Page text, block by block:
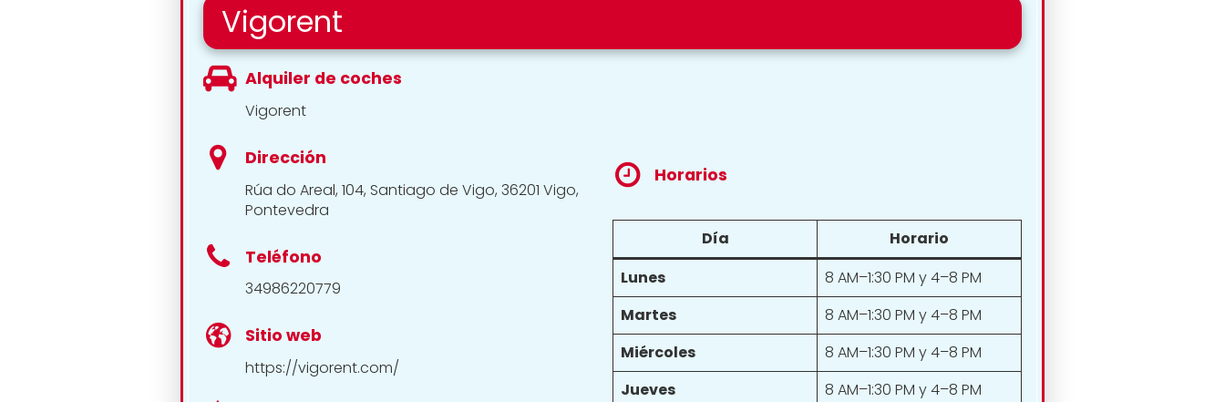
Vigorent
Alquiler de coches
Vigorent
Dirección
Rúa do Areal, 104, Santiago de Vigo, 36201 Vigo,
Pontevedra
Teléfono
34986220779
Sitio web
https://vigorent.com/
Horarios
Día
Horario
Lunes
8 AM–1:30 PM y 4–8 PM
Martes
8 AM–1:30 PM y 4–8 PM
Miércoles
8 AM–1:30 PM y 4–8 PM
Jueves
8 AM–1:30 PM y 4–8 PM